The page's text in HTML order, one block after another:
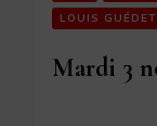
LOUIS GUÉDET
Mardi 3